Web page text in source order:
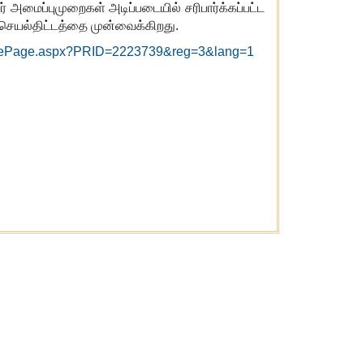
அமைப்புமுறைகள் அடிப்படையில் சரிபார்க்கப்பட்ட
முன்வைக்கிறது.